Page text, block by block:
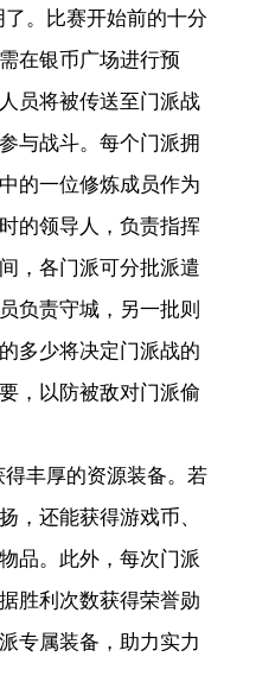
。比赛开始前的十分
在银币广场进行预
员将被传送至门派战
与战斗。每个门派拥
的一位修炼成员作为
的领导人，负责指挥
，各门派可分批派遣
负责守城，另一批则
多少将决定门派战的
，以防被敌对门派偷
丰厚的资源装备。若
，还能获得游戏币、
品。此外，每次门派
胜利次数获得荣誉勋
专属装备，助力实力